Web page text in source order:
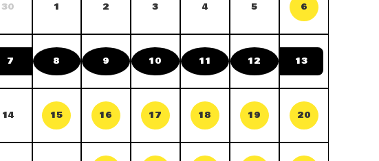
30 1 2 3 4 5 6
7 8 9 10 11 12 13
14 15 16 17 18 19 20